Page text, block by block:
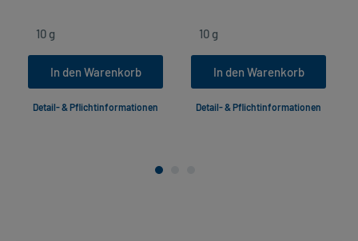
In den Warenkorb
Detail- & Pflichtinformationen
In den Warenkorb
Detail- & Pflichtinformationen